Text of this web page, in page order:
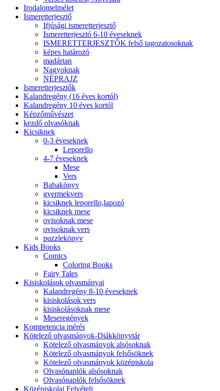
Irodalomelmélet
Ismeretterjesztő
Ifjúsági ismeretterjesztő
Ismeretterjesztó 6-10 éveseknek
ISMERETTERJESZTŐK felső tagozatosoknak
képes határozó
madártan
Nagyoknak
NÉPRAJZ
Ismeretterjesztők
Kalandregény (16 éves kortól)
Kalandregény 10 éves kortól
Képzőművészet
kezdő olvasóknak
Kicsiknek
0-3 éveseknek
Leporello
4-7 éveseknek
Mese
Vers
Babakönyv
gyermekvers
kicsiknek leporello,lapozó
kicsiknek mese
ovisoknak mese
ovisoknak vers
puzzlekönyv
Kids Books
Comics
Coloring Books
Fairy Tales
Kisiskolások olvasmányai
Kalandregény 8-10 éveseknek
kisiskolások vers
kisiskolásoknak mese
Meseregények
Kompetencia mérés
Kötelező olvasmányok-Diákkönyvtár
Kötelező olvasmányok alsósoknak
Kötelező olvasmányok felsősöknek
Kötelező olvasmányok középiskola
Olvasónaplók alsósoknak
Olvasónaplók felsősöknek
Középiskolai Felvételi